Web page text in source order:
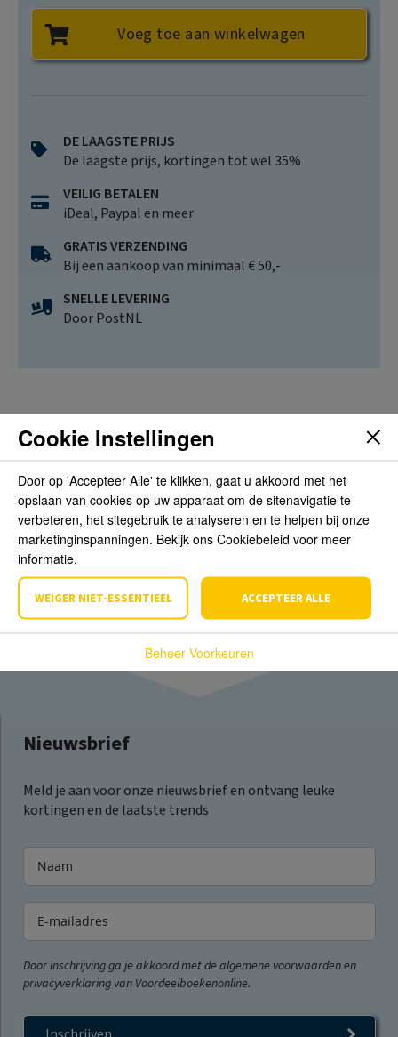
Voeg toe aan winkelwagen
DE LAAGSTE PRIJS
De laagste prijs, kortingen tot wel 35%
VEILIG BETALEN
iDeal, Paypal en meer
GRATIS VERZENDING
Bij een aankoop van minimaal € 50,-
SNELLE LEVERING
Door PostNL
Beoordelingen
Schrijf de eerste review over dit product
Schrijf een beoordeling
Nieuwsbrief
Meld je aan voor onze nieuwsbrief en ontvang leuke
kortingen en de laatste trends
Door inschrijving ga je akkoord met de algemene voorwaarden en
privacyverklaring van Voordeelboekenonline.
Cookie Instellingen
Door op 'Accepteer Alle' te klikken, gaat u akkoord met het
opslaan van cookies op uw apparaat om de sitenavigatie te
verbeteren, het sitegebruik te analyseren en te helpen bij onze
marketinginspanningen. Bekijk ons Cookiebeleid voor meer
informatie.
WEIGER NIET-ESSENTIEEL ACCEPTEER ALLE
Beheer Voorkeuren